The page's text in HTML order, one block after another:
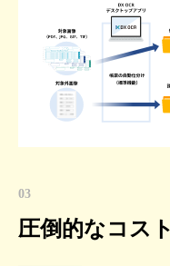
03
圧倒的なコス